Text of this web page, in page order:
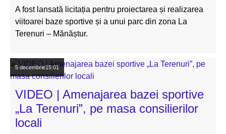
A fost lansată licitația pentru proiectarea și realizarea
viitoarei baze sportive și a unui parc din zona La
Terenuri – Mănăștur.
5 decembrie15:01
VIDEO | Amenajarea bazei sportive
„La Terenuri”, pe masa consilierilor
locali